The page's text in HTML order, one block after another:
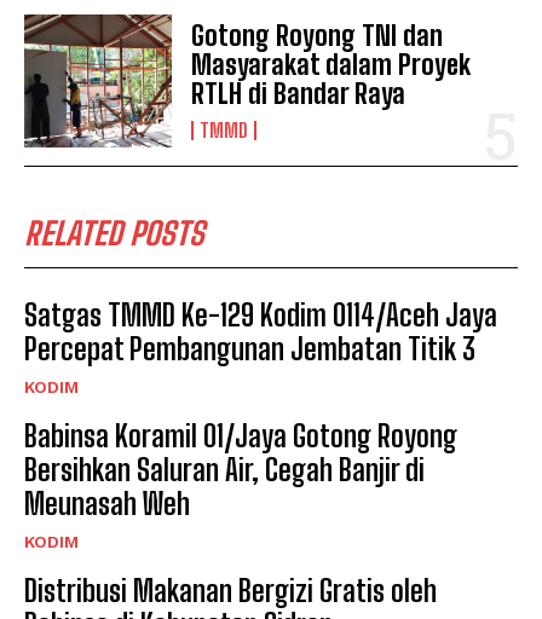
Gotong Royong TNI dan
Masyarakat dalam Proyek
RTLH di Bandar Raya
TMMD
RELATED POSTS
Satgas TMMD Ke-129 Kodim 0114/Aceh Jaya
Percepat Pembangunan Jembatan Titik 3
KODIM
Babinsa Koramil 01/Jaya Gotong Royong
Bersihkan Saluran Air, Cegah Banjir di
Meunasah Weh
KODIM
Distribusi Makanan Bergizi Gratis oleh